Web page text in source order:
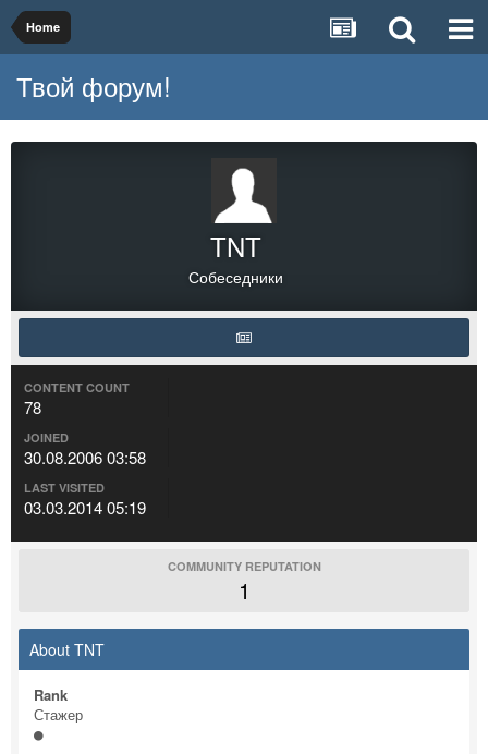
Home
Твой форум!
TNT
Собеседники
CONTENT COUNT
78
JOINED
30.08.2006 03:58
LAST VISITED
03.03.2014 05:19
COMMUNITY REPUTATION
1
About TNT
Rank
Стажер